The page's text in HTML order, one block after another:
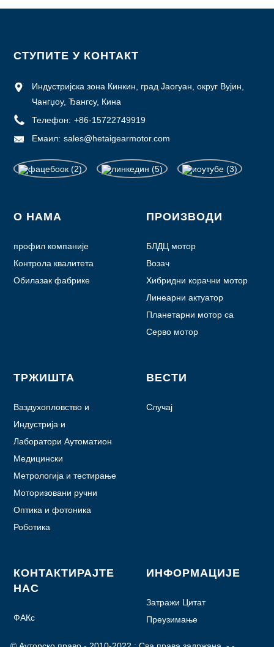
СТУПИТЕ У КОНТАКТ
Индустријска зона Кинкин, град Јаогуан, округ Вујин,
Чангџоу, Ђангсу, Кина
Телефон: +86-15722749919
Емаил: sales@hetaigearmotor.com
О НАМА
профил компаније
Контрола квалитета
Обилазак фабрике
ПРОИЗВОДИ
БЛДЦ мотор
Возач
Хибридни корачни мотор
Линеарни актуатор
Планетарни мотор са
зупчаником
Серво мотор
ТРЖИШТА
Ваздухопловство и
авијација
Индустрија и
аутоматизација
Лаборатори Аутоматион
Медицински
Метрологија и тестирање
Моторизовани ручни
уређаји
Оптика и фотоника
Роботика
ВЕСТИ
Случај
КОНТАКТИРАЈТЕ
НАС
ФАКс
ИНФОРМАЦИЈЕ
Затражи Цитат
Преузимање